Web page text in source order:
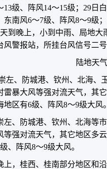
13级、阵风14～15级；29日
东南风6～7级、阵风8～9级
到晚上，小到中雨、局地
风警报站，所挂台风信号二号
陆地天
左、防城港、钦州、北海、
雷暴大风等强对流天气，其
地区有6级、阵风8～9级大风
左、防城港、钦州、北海等
等强对流天气，其它地区多
、阵风8～9级大风。
上，桂西、桂南部分地区和